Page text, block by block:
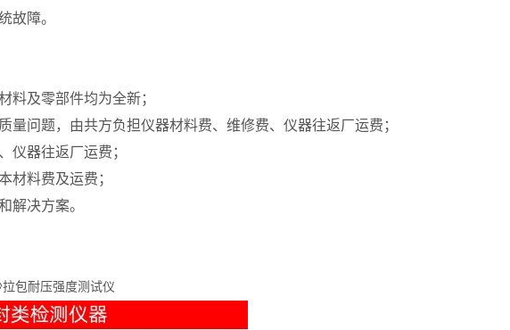
故障。
料及零部件均为全新；
问题，由共方负担仪器材料费、维修费、仪器往返厂运费；
仪器往返厂运费；
材料费及运费；
解决方案。